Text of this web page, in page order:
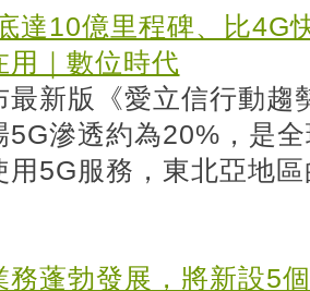
達10億里程碑、比4G
用｜數位時代
最新版《愛立信行動趨
5G滲透約為20%，是
用5G服務，東北亞地
務蓬勃發展，將新設5